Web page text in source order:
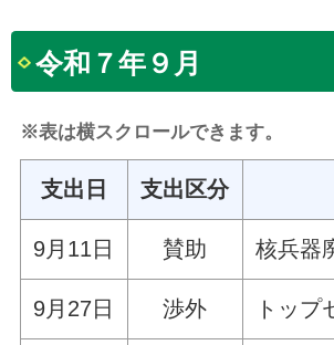
令和７年９月
※表は横スクロールできます。
支出日 支出区分
9月11日 賛助 核兵器
9月27日 渉外 トップ